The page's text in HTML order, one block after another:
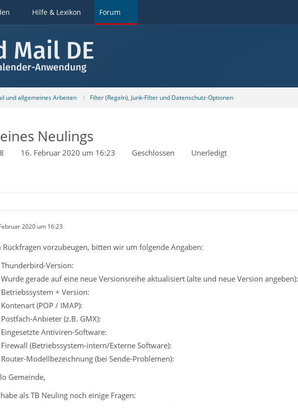
Hilfe & Lexikon Forum
und allgemeines Arbeiten Filter (Regeln), Junk-Filter und Datenschutz-Optionen
Neulings
16. Februar 2020 um 16:23 Geschlossen Unerledigt
2020 um 16:23
Rückfragen vorzubeugen, bitten wir um folgende Angaben:
Thunderbird-Version:
Wurde gerade auf eine neue Versionsreihe aktualisiert (alte und neue Version angeben):
Betriebssystem + Version:
Kontenart (POP / IMAP):
Postfach-Anbieter (z.B. GMX):
Eingesetzte Antiviren-Software:
Firewall (Betriebssystem-intern/Externe Software):
Router-Modellbezeichnung (bei Sende-Problemen):
Gemeinde,
als TB Neuling noch einige Fragen: